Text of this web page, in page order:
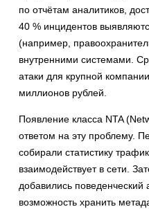
по отчётам аналитиков,
40 % инцидентов
(например,
внутренними системами.
атаки для крупной
миллионов рублей.
Появление класса NTA
ответом на эту проблему.
собирали статистику
взаимодействует в сети.
добавились
возможность хранить